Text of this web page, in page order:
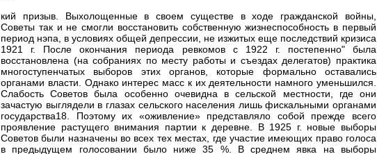
кий призыв. Выхолощенные в своем существе в ходе гражданской войны,
Советы так и не смогли восстановить собственную жизнеспособность в первый
период нэпа, в условиях общей депрессии, не изжитых еще последствий кризиса
1921 г. После окончания периода ревкомов с 1922 г. постепенно" была
восстановлена (на собраниях по месту работы и съездах делегатов) практика
многоступенчатых выборов этих органов, которые формально оставались
органами власти. Однако интерес масс к их деятельности намного уменьшился.
Слабость Советов была особенно очевидна в сельской местности, где они
зачастую выглядели в глазах сельского населения лишь фискальными органами
государства18. Поэтому их «оживление» представляло собой прежде всего
проявление растущего внимания партии к деревне. В 1925 г. новые выборы
Советов были назначены во всех тех местах, где участие имеющих право голоса
в предыдущем голосовании было ниже 35 %. В среднем явка на выборы